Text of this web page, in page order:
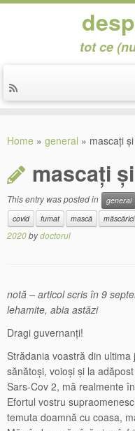
tot ce
Home » general » mascați
mascați
This entry was posted in general
covid
fumat mască măscărici
2020bydoctorul
notă – articol scris în 9
lehamite, abia astăzi
Dragi guvernanți!
Strădania voastră din
sănătoși, voioși și la
Sars-Cov 2, mă realmente
Efortul vostru
temuta doamnă cu coasa,